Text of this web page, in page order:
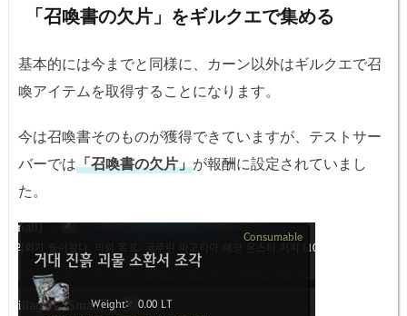
「召喚書の欠片」をギルクエで集める
基本的には今までと同様に、カーン以外はギルクエで召
喚アイテムを取得することになります。
今は召喚書そのものが獲得できていますが、テストサー
バーでは「召喚書の欠片」が報酬に設定されていまし
た。